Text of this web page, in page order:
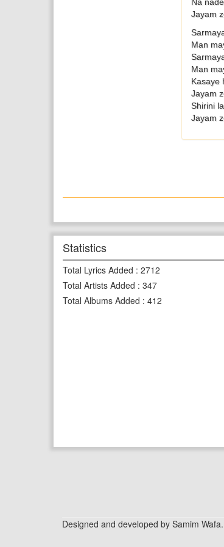
Jayam
Man
Man
Kasaye
Jayam
Shirini
Jayam
Statistics
Total Lyrics Added : 2712
Total Artists Added : 347
Total Albums Added : 412
Designed and developed by Samim